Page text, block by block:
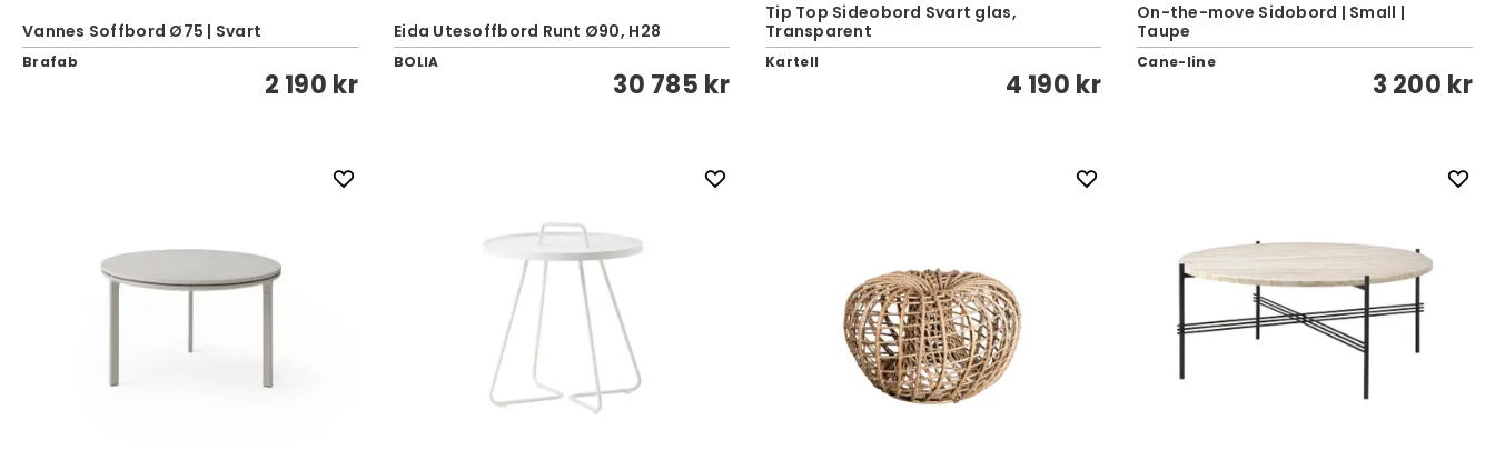
Vannes Soffbord Ø75 | Svart
Brafab
2 190 kr
Eida Utesoffbord Runt Ø90, H28
BOLIA
30 785 kr
Tip Top Sideobord Svart glas,
Transparent
Kartell
4 190 kr
On-the-move Sidobord | Small |
Taupe
Cane-line
3 200 kr